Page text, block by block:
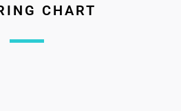
CHART